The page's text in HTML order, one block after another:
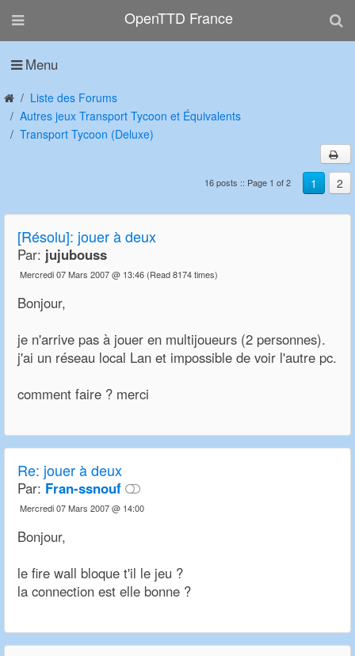
OpenTTD France
Menu
Liste des Forums
Autres jeux Transport Tycoon et Équivalents
Transport Tycoon (Deluxe)
1 2
16 posts :: Page 1 of 2
[Résolu]: jouer à deux
Par: jujubouss
Mercredi 07 Mars 2007 @ 13:46 (Read 8174 times)
Bonjour,
je n'arrive pas à jouer en multijoueurs (2 personnes).
j'ai un réseau local Lan et impossible de voir l'autre pc.
comment faire ? merci
Re: jouer à deux
Par: Fran-ssnouf
Mercredi 07 Mars 2007 @ 14:00
Bonjour,
le fire wall bloque t'il le jeu ?
la connection est elle bonne ?